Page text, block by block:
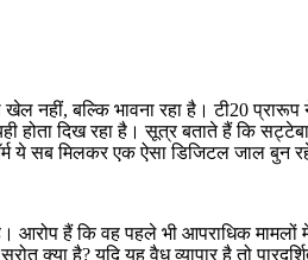
नहीं, बल्कि भावना रहा है। टी20
होता दिख रहा है। सूत्र बताते हैं कि
ये सब मिलकर एक ऐसा डिजिटल जाल बुन
आरोप हैं कि वह पहले भी आपराधिक
है? यदि यह वैध व्यापार है तो